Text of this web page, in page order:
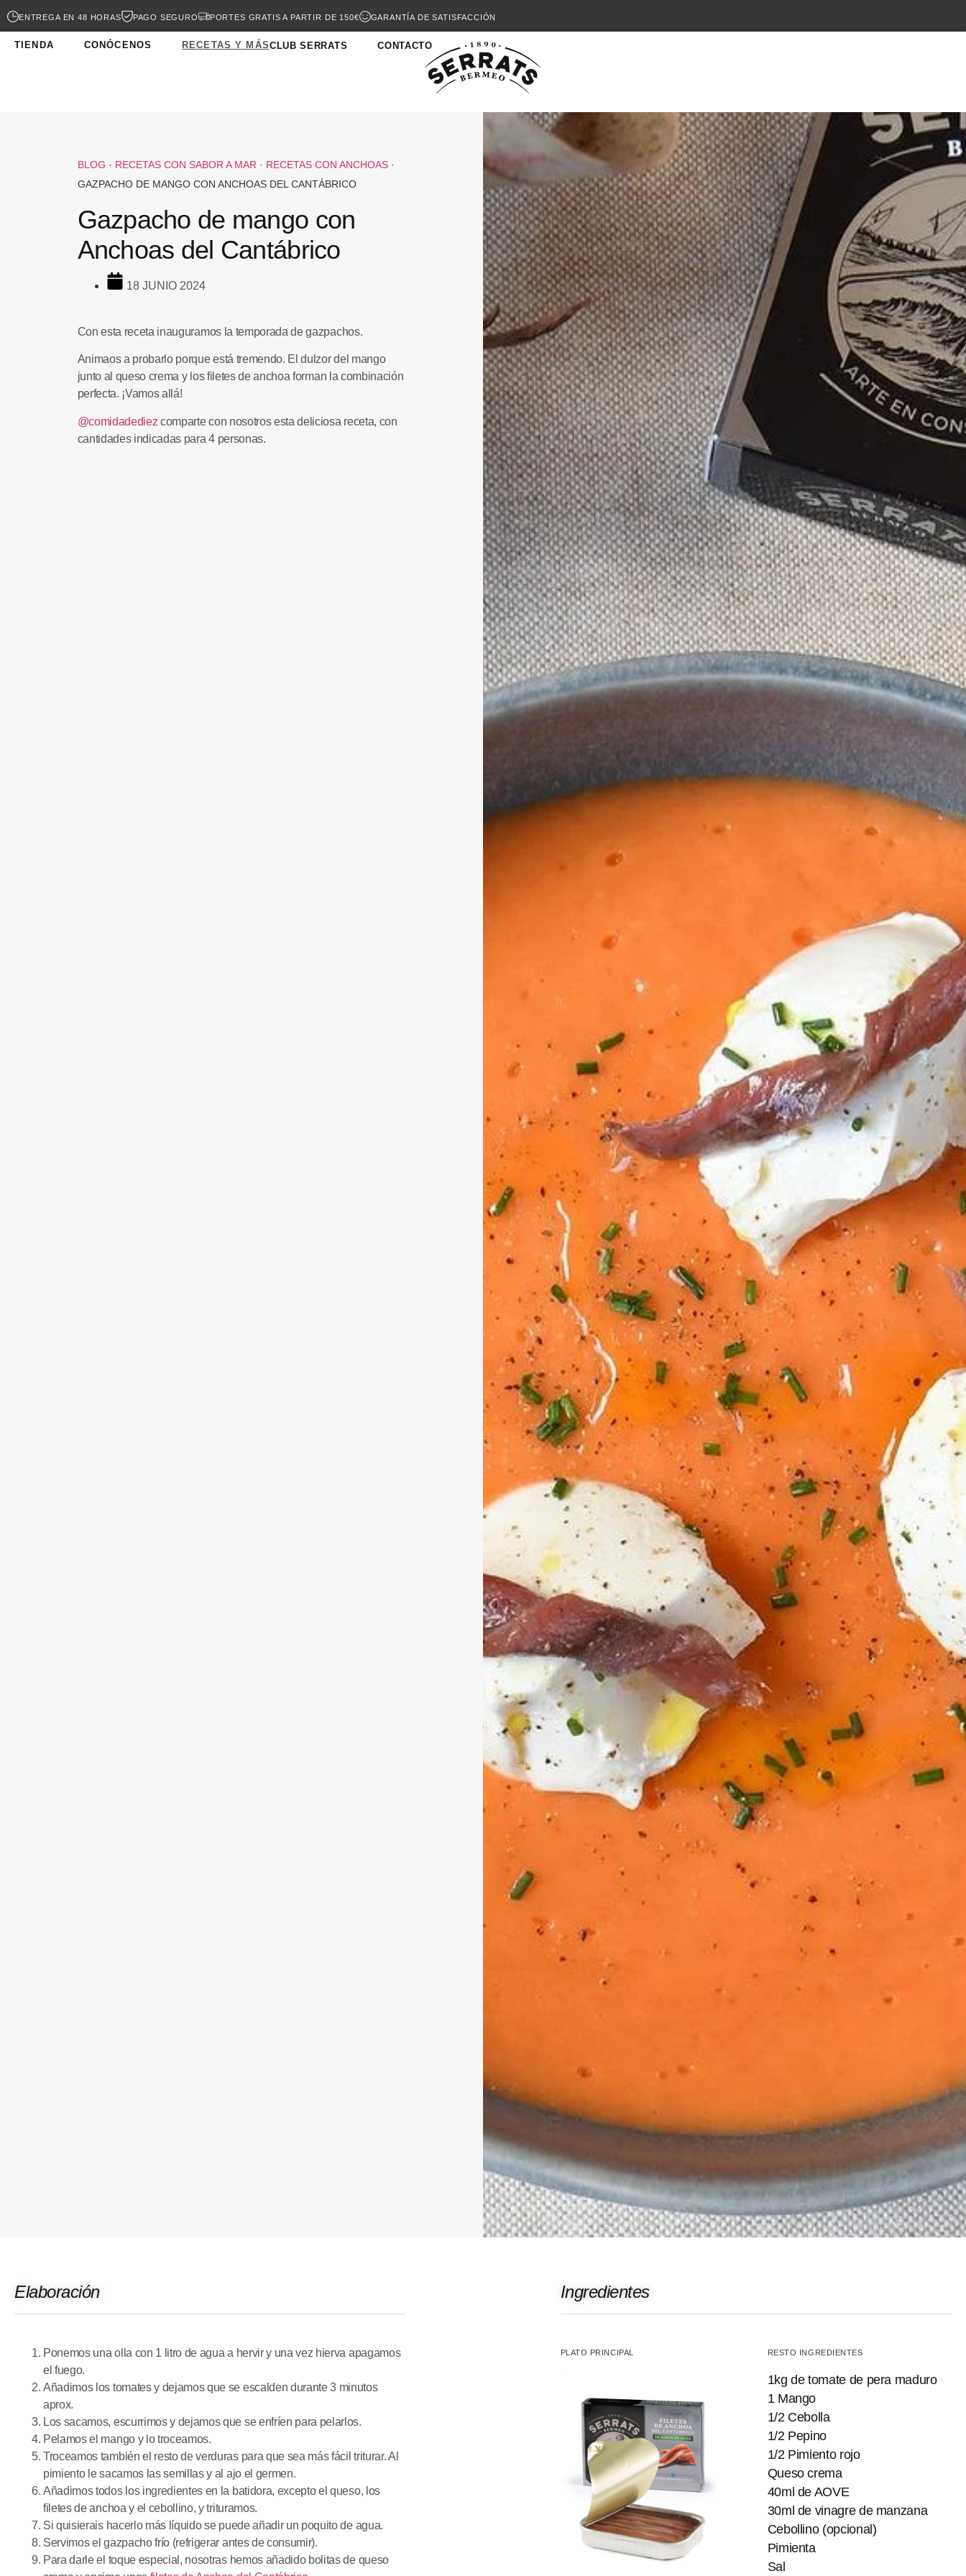
ENTREGA EN 48 HORAS PAGO SEGURO PORTES GRATIS A PARTIR DE 150€ GARANTÍA DE SATISFACCIÓN
TIENDA CONÓCENOS RECETAS Y MÁSCLUB SERRATS CONTACTO
BLOG · RECETAS CON SABOR A MAR· RECETAS CON ANCHOAS·
GAZPACHO DE MANGO CON ANCHOAS DEL CANTÁBRICO
Gazpacho de mango con
Anchoas del Cantábrico
18 JUNIO 2024
Con esta receta inauguramos la temporada de gazpachos.
Animaos a probarlo porque está tremendo. El dulzor del mango
junto al queso crema y los filetes de anchoa forman la combinación
perfecta. ¡Vamos allá!
@comidadediez comparte con nosotros esta deliciosa receta, con
cantidades indicadas para 4 personas.
Elaboración
Ponemos una olla con 1 litro de agua a hervir y una vez hierva apagamos
el fuego.
Añadimos los tomates y dejamos que se escalden durante 3 minutos
aprox.
Los sacamos, escurrimos y dejamos que se enfríen para pelarlos.
Pelamos el mango y lo troceamos.
Troceamos también el resto de verduras para que sea más fácil triturar. Al
pimiento le sacamos las semillas y al ajo el germen.
Añadimos todos los ingredientes en la batidora, excepto el queso, los
filetes de anchoa y el cebollino, y trituramos.
Si quisierais hacerlo más líquido se puede añadir un poquito de agua.
Servimos el gazpacho frío (refrigerar antes de consumir).
Para darle el toque especial, nosotras hemos añadido bolitas de queso
Ingredientes
PLATO PRINCIPAL RESTO INGREDIENTES
1kg de tomate de pera maduro
1 Mango
1/2 Cebolla
1/2 Pepino
1/2 Pimiento rojo
Queso crema
40ml de AOVE
30ml de vinagre de manzana
Cebollino (opcional)
Pimienta
Sal